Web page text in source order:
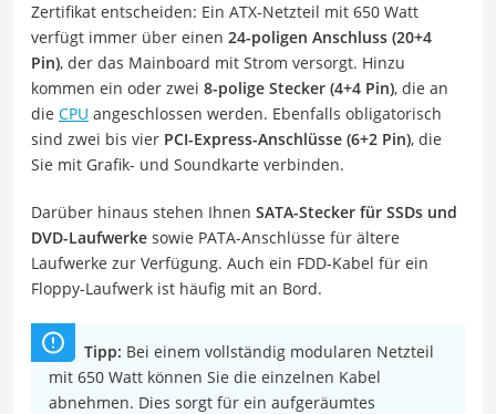
Zertifikat entscheiden: Ein ATX-Netzteil mit 650 Watt
verfügt immer über einen 24-poligen Anschluss (20+4
Pin), der das Mainboard mit Strom versorgt. Hinzu
kommen ein oder zwei 8-polige Stecker (4+4 Pin), die an
die CPU angeschlossen werden. Ebenfalls obligatorisch
sind zwei bis vier PCI-Express-Anschlüsse (6+2 Pin), die
Sie mit Grafik- und Soundkarte verbinden.
Darüber hinaus stehen Ihnen SATA-Stecker für SSDs und
DVD-Laufwerke sowie PATA-Anschlüsse für ältere
Laufwerke zur Verfügung. Auch ein FDD-Kabel für ein
Floppy-Laufwerk ist häufig mit an Bord.
Tipp: Bei einem vollständig modularen Netzteil
mit 650 Watt können Sie die einzelnen Kabel
abnehmen. Dies sorgt für ein aufgeräumtes